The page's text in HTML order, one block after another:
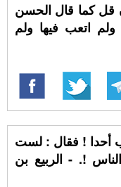
قل كما قال الحسن
اتعب فيها ولم
أحدا ! فقال : لست
!. - الربيع بن